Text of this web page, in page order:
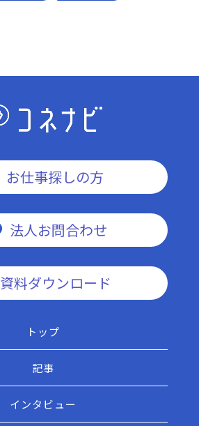
お仕事探しの方
法人お問合わせ
資料ダウンロード
トップ
記事
インタビュー